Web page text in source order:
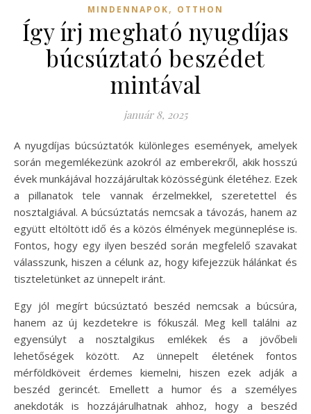
MINDENNAPOK, OTTHON
Így írj megható nyugdíjas
búcsúztató beszédet
mintával
január 8, 2025
A nyugdíjas búcsúztatók különleges események, amelyek
során megemlékezünk azokról az emberekről, akik hosszú
évek munkájával hozzájárultak közösségünk életéhez. Ezek
a pillanatok tele vannak érzelmekkel, szeretettel és
nosztalgiával. A búcsúztatás nemcsak a távozás, hanem az
együtt eltöltött idő és a közös élmények megünneplése is.
Fontos, hogy egy ilyen beszéd során megfelelő szavakat
válasszunk, hiszen a célunk az, hogy kifejezzük hálánkat és
tiszteletünket az ünnepelt iránt.
Egy jól megírt búcsúztató beszéd nemcsak a búcsúra,
hanem az új kezdetekre is fókuszál. Meg kell találni az
egyensúlyt a nosztalgikus emlékek és a jövőbeli
lehetőségek között. Az ünnepelt életének fontos
mérföldköveit érdemes kiemelni, hiszen ezek adják a
beszéd gerincét. Emellett a humor és a személyes
anekdoták is hozzájárulhatnak ahhoz, hogy a beszéd